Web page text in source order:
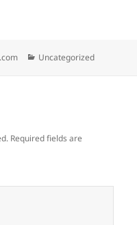
Categories
Uncategorized
Required fields are